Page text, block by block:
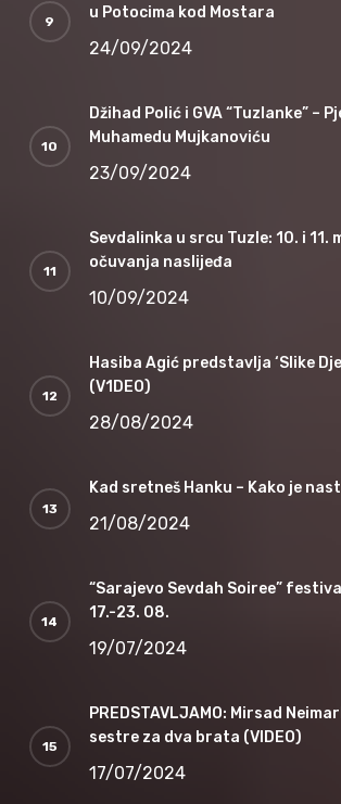
u Potocima kod Mostara
24/09/2024
Džihad Polić i GVA “Tuzlanke” –
Muhamedu Mujkanoviću
23/09/2024
Sevdalinka u srcu Tuzle: 10. i 11.
očuvanja naslijeđa
10/09/2024
Hasiba Agić predstavlja ‘Slike
(V1DEO)
28/08/2024
Kad sretneš Hanku – Kako je
21/08/2024
“Sarajevo Sevdah Soiree”
17.-23. 08.
19/07/2024
PREDSTAVLJAMO: Mirsad
sestre za dva brata (VIDEO)
17/07/2024